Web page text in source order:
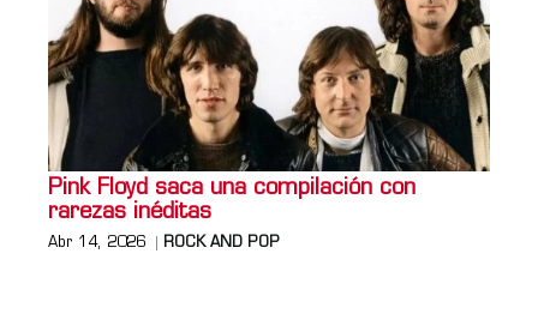
Pink Floyd saca una compilación con
rarezas inéditas
Abr 14, 2026 ROCK AND POP